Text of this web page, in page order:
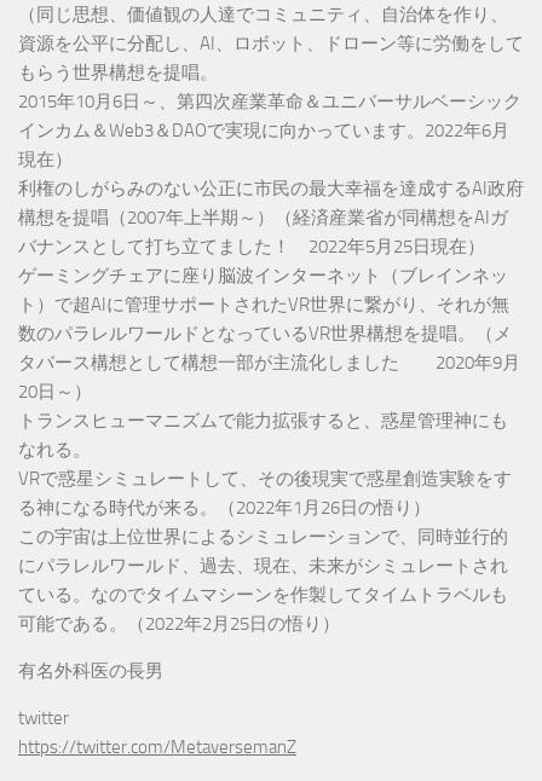
（同じ思想、価値観の人達でコミュニティ、自治体を作り、
資源を公平に分配し、AI、ロボット、ドローン等に労働をして
もらう世界構想を提唱。
2015年10月6日～、第四次産業革命＆ユニバーサルベーシック
インカム＆Web3＆DAOで実現に向かっています。2022年6月
現在）
利権のしがらみのない公正に市民の最大幸福を達成するAI政府
構想を提唱（2007年上半期～）（経済産業省が同構想をAIガ
バナンスとして打ち立てました！ 2022年5月25日現在）
ゲーミングチェアに座り脳波インターネット（ブレインネッ
ト）で超AIに管理サポートされたVR世界に繋がり、それが無
数のパラレルワールドとなっているVR世界構想を提唱。（メ
タバース構想として構想一部が主流化しました 2020年9月
20日～）
トランスヒューマニズムで能力拡張すると、惑星管理神にも
なれる。
VRで惑星シミュレートして、その後現実で惑星創造実験をす
る神になる時代が来る。（2022年1月26日の悟り）
この宇宙は上位世界によるシミュレーションで、同時並行的
にパラレルワールド、過去、現在、未来がシミュレートされ
ている。なのでタイムマシーンを作製してタイムトラベルも
可能である。（2022年2月25日の悟り）
有名外科医の長男
twitter
https://twitter.com/MetaversemanZ